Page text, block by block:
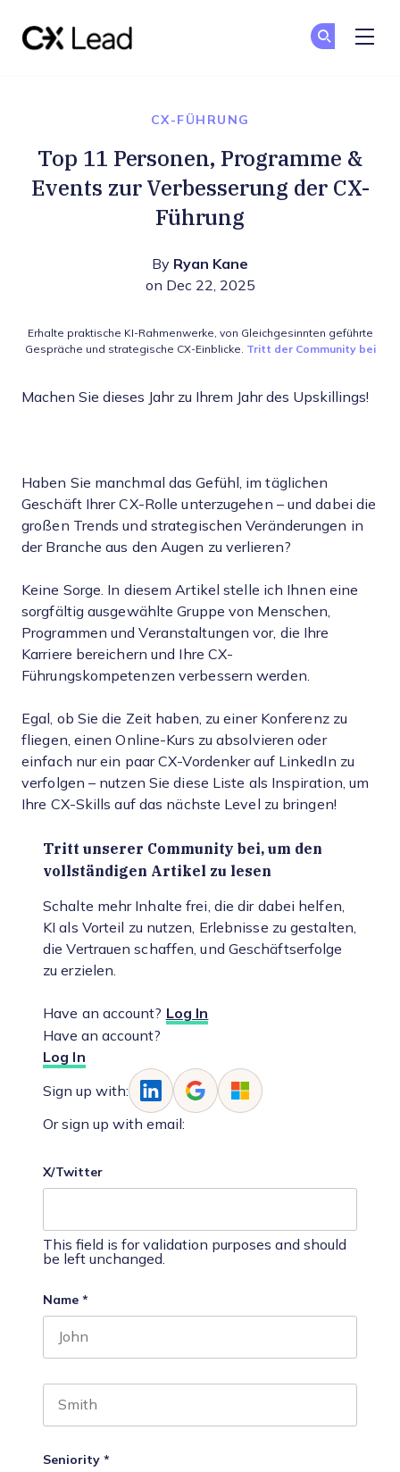
CX-FÜHRUNG
Top 11 Personen, Programme &
Events zur Verbesserung der CX-
Führung
By Ryan Kane
on Dec 22, 2025
Erhalte praktische KI-Rahmenwerke, von Gleichgesinnten geführte
Gespräche und strategische CX-Einblicke. Tritt der Community bei
Machen Sie dieses Jahr zu Ihrem Jahr des Upskillings!
Haben Sie manchmal das Gefühl, im täglichen
Geschäft Ihrer CX-Rolle unterzugehen – und dabei die
großen Trends und strategischen Veränderungen in
der Branche aus den Augen zu verlieren?
Keine Sorge. In diesem Artikel stelle ich Ihnen eine
sorgfältig ausgewählte Gruppe von Menschen,
Programmen und Veranstaltungen vor, die Ihre
Karriere bereichern und Ihre CX-
Führungskompetenzen verbessern werden.
Egal, ob Sie die Zeit haben, zu einer Konferenz zu
fliegen, einen Online-Kurs zu absolvieren oder
einfach nur ein paar CX-Vordenker auf LinkedIn zu
verfolgen – nutzen Sie diese Liste als Inspiration, um
Ihre CX-Skills auf das nächste Level zu bringen!
Tritt unserer Community bei, um den
vollständigen Artikel zu lesen
Schalte mehr Inhalte frei, die dir dabei helfen,
KI als Vorteil zu nutzen, Erlebnisse zu gestalten,
die Vertrauen schaffen, und Geschäftserfolge
zu erzielen.
Have an account? Log In
Have an account?
Log In
Sign up with:
Or sign up with email:
X/Twitter
This field is for validation purposes and should
be left unchanged.
Name *
Seniority *